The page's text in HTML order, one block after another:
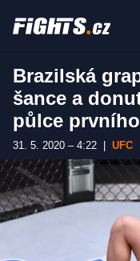
Brazilská
šance a
půlce
31. 5. 2020 – 4:22 UFC